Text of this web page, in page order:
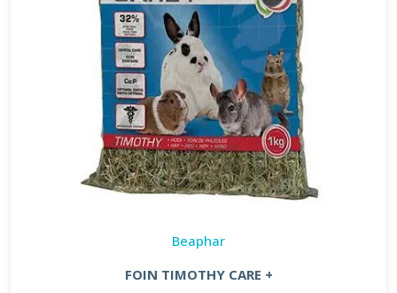
Beaphar
FOIN TIMOTHY CARE +